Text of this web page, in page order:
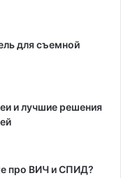
для съемной
и лучшие решения
про ВИЧ и СПИД?